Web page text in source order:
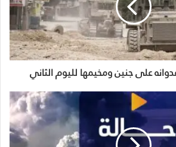
على جنين ومخيمها لليوم الثاني